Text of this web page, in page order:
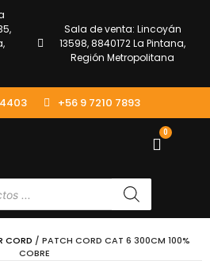
Sala de venta: Lincoyán
13598, 8840172 La Pintana,
Región Metropolitana
+56 9 7210 7893
0
CORD / PATCH CORD CAT 6 300CM 100%
COBRE